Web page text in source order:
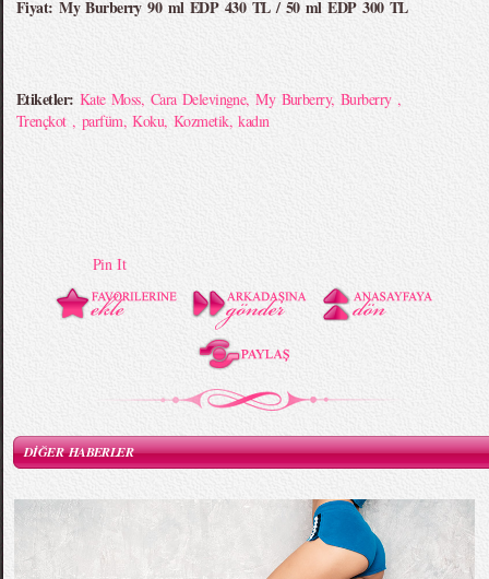
Fiyat: My Burberry 90 ml EDP 430 TL / 50 ml EDP 300 TL
Etiketler: Kate Moss, Cara Delevingne,My Burberry, Burberry ,
Trençkot , parfüm,Koku,Kozmetik,kadın
Pin It
DİĞER HABERLER